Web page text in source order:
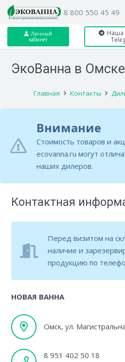
8 800 550 45 49
Личный
кабинет
Наша
ЭкоВанна в Омске
Главная Контакты
Внимание
Стоимость товаров и
ecovanna.ru могут
наших дилеров.
Контактная
Перед визитом на
наличие и
продукцию по
НОВАЯ ВАННА
Омск, ул.
8 951 402 50 18